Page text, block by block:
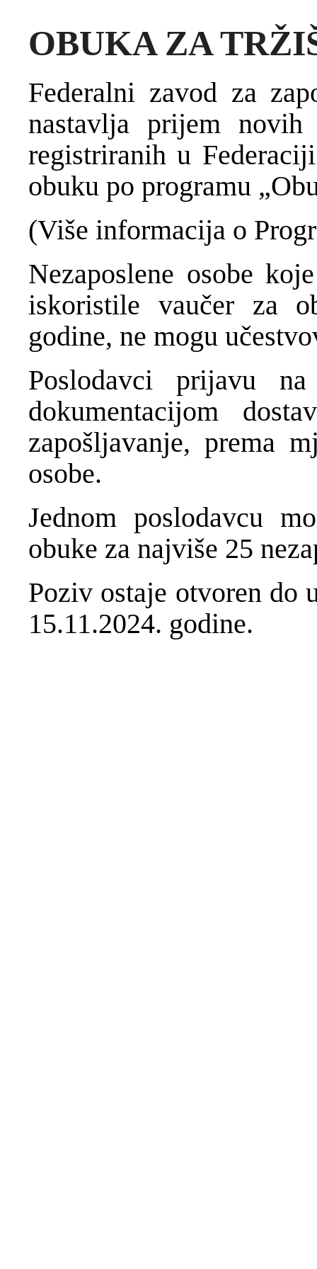
OBUKA ZA
Federalni zavod za
nastavlja prijem novih
registriranih u
obuku po programu
(Više informacija o
Nezaposlene osobe
iskoristile vaučer za
godine, ne mogu
Poslodavci prijavu
dokumentacijom
zapošljavanje, prema
osobe.
Jednom poslodavcu
obuke za najviše 25
Poziv ostaje otvoren do
15.11.2024. godine.